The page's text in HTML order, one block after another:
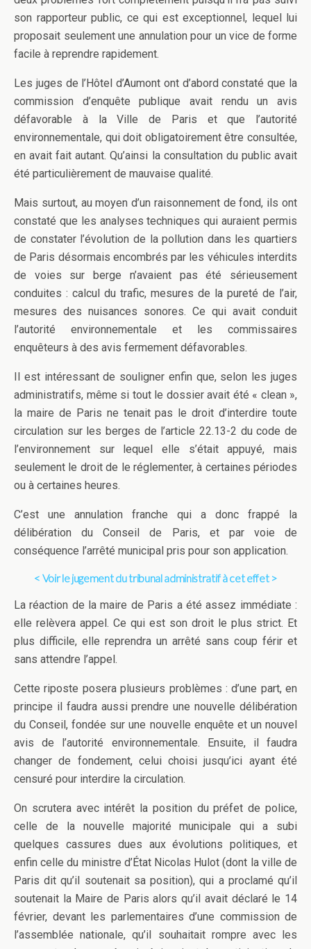
son rapporteur public, ce qui est exceptionnel, lequel lui
proposait seulement une annulation pour un vice de forme
facile à reprendre rapidement.
Les juges de l’Hôtel d’Aumont ont d’abord constaté que la
commission d’enquête publique avait rendu un avis
défavorable à la Ville de Paris et que l’autorité
environnementale, qui doit obligatoirement être consultée,
en avait fait autant. Qu’ainsi la consultation du public avait
été particulièrement de mauvaise qualité.
Mais surtout, au moyen d’un raisonnement de fond, ils ont
constaté que les analyses techniques qui auraient permis
de constater l’évolution de la pollution dans les quartiers
de Paris désormais encombrés par les véhicules interdits
de voies sur berge n’avaient pas été sérieusement
conduites : calcul du trafic, mesures de la pureté de l’air,
mesures des nuisances sonores. Ce qui avait conduit
l’autorité environnementale et les commissaires
enquêteurs à des avis fermement défavorables.
Il est intéressant de souligner enfin que, selon les juges
administratifs, même si tout le dossier avait été « clean »,
la maire de Paris ne tenait pas le droit d’interdire toute
circulation sur les berges de l’article 22.13-2 du code de
l’environnement sur lequel elle s’était appuyé, mais
seulement le droit de le réglementer, à certaines périodes
ou à certaines heures.
C’est une annulation franche qui a donc frappé la
délibération du Conseil de Paris, et par voie de
conséquence l’arrêté municipal pris pour son application.
< Voir le jugement du tribunal administratif à cet effet >
La réaction de la maire de Paris a été assez immédiate :
elle relèvera appel. Ce qui est son droit le plus strict. Et
plus difficile, elle reprendra un arrêté sans coup férir et
sans attendre l’appel.
Cette riposte posera plusieurs problèmes : d’une part, en
principe il faudra aussi prendre une nouvelle délibération
du Conseil, fondée sur une nouvelle enquête et un nouvel
avis de l’autorité environnementale. Ensuite, il faudra
changer de fondement, celui choisi jusqu’ici ayant été
censuré pour interdire la circulation.
On scrutera avec intérêt la position du préfet de police,
celle de la nouvelle majorité municipale qui a subi
quelques cassures dues aux évolutions politiques, et
enfin celle du ministre d’État Nicolas Hulot (dont la ville de
Paris dit qu’il soutenait sa position), qui a proclamé qu’il
soutenait la Maire de Paris alors qu’il avait déclaré le 14
février, devant les parlementaires d’une commission de
l’assemblée nationale, qu’il souhaitait rompre avec les